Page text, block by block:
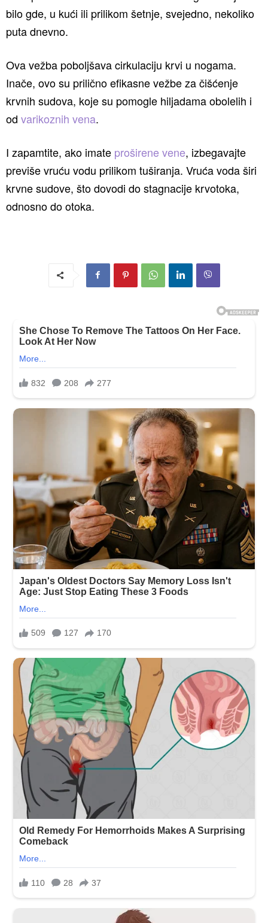
bilo gde, u kući ili prilikom šetnje, svejedno, nekoliko
puta dnevno.
Ova vežba poboljšava cirkulaciju krvi u nogama.
Inače, ovo su prilično efikasne vežbe za čišćenje
krvnih sudova, koje su pomogle hiljadama obolelih i
od varikoznih vena.
I zapamtite, ako imate proširene vene, izbegavajte
previše vruću vodu prilikom tuširanja. Vruća voda širi
krvne sudove, što dovodi do stagnacije krvotoka,
odnosno do otoka.